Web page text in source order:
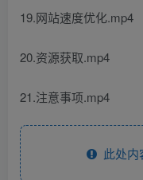
19.网站速度优化.mp4
20.资源获取.mp4
21.注意事项.mp4
此处内